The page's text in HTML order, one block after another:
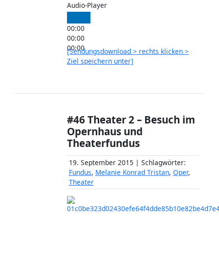
Audio-Player
00:00
00:00
00:00
[Sendungsdownload > rechts klicken >
Ziel speichern unter]
#46 Theater 2 – Besuch im
Opernhaus und
Theaterfundus
19. September 2015 | Schlagwörter:
Fundus, Melanie Konrad Tristan, Oper,
Theater